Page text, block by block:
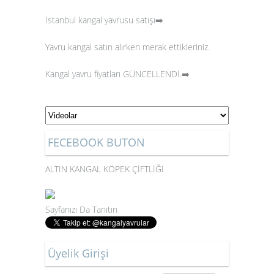
İstanbul kangal yavrusu satışı➡️
Yavru kangal satın alırken merak ettikleriniz.
Kangal yavru fiyatları GÜNCELLENDİ.➡️
FECEBOOK BUTON
ALTIN KANGAL KÖPEK ÇİFTLİĞİ
Sayfanızı Da Tanıtın
Üyelik Girişi